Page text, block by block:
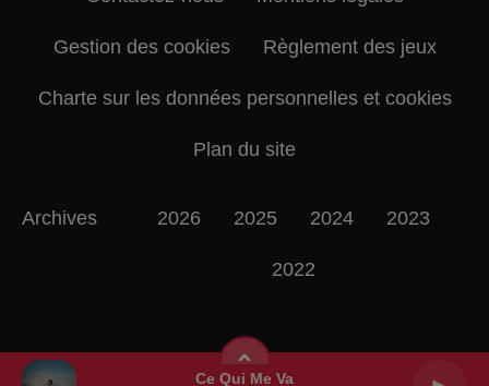
Ce Qui Me Va
Gestion des cookies Règlement des jeux
Charte sur les données personnelles et cookies
Plan du site
Archives 2026 2025 2024 2023
2022